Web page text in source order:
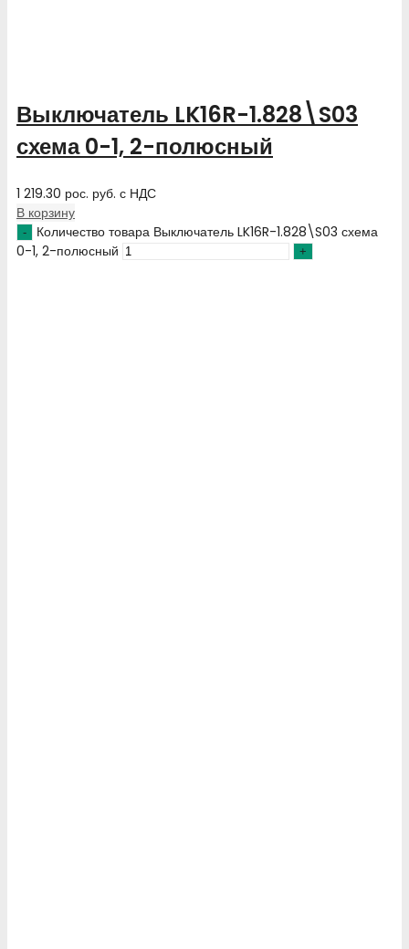
Выключатель LK16R-1.828\S03
схема 0-1, 2-полюсный
1 219.30 рос. руб. с НДС
В корзину
Количество товара Выключатель LK16R-1.828\S03 схема
0-1, 2-полюсный